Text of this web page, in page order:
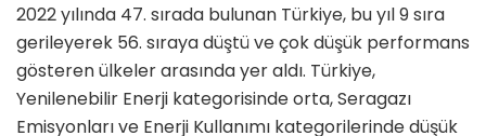
2022 yılında 47. sırada bulunan Türkiye, bu yıl 9 sıra
gerileyerek 56. sıraya düştü ve çok düşük performans
gösteren ülkeler arasında yer aldı. Türkiye,
Yenilenebilir Enerji kategorisinde orta, Seragazı
Emisyonları ve Enerji Kullanımı kategorilerinde düşük